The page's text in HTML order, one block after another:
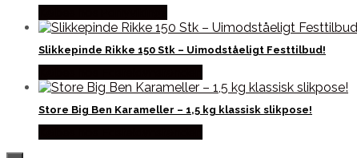
Slikkepinde Rikke 150 Stk – Uimodståeligt Festtilbud!
Store Big Ben Karameller – 1,5 kg klassisk slikpose!